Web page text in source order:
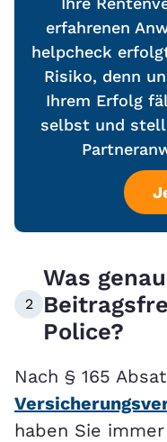
erfahrenen
helpcheck
Risiko, denn
Ihrem Erfolg
selbst und
2
Was
Police?
Nach § 165
haben Sie